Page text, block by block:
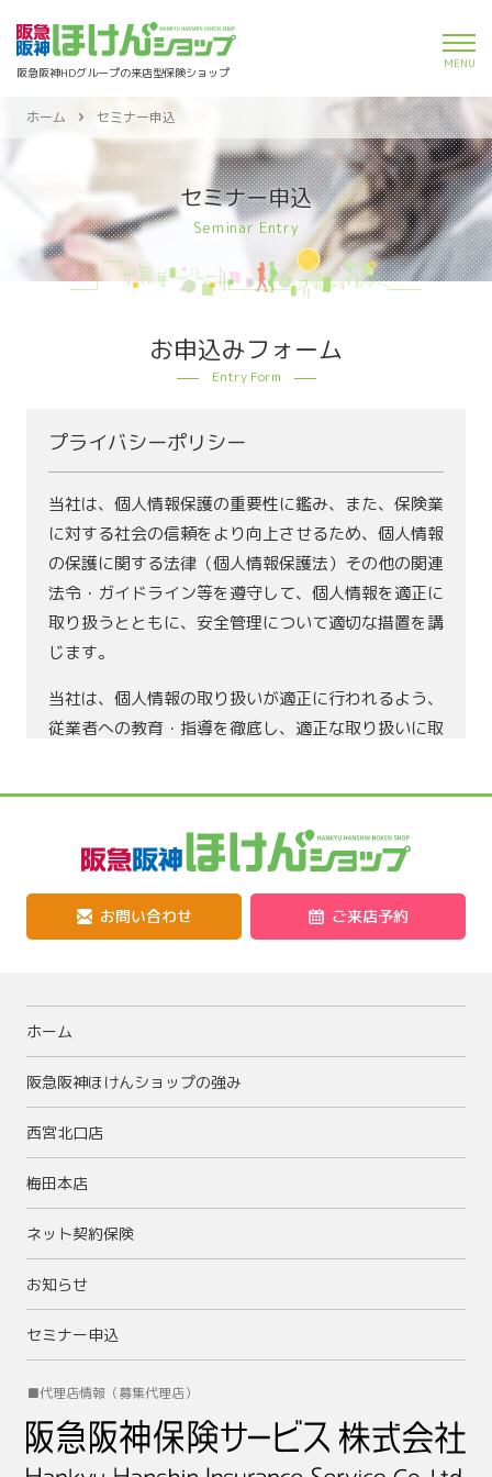
阪急阪神HDグループの来店型保険ショップ
MENU
ホーム セミナー申込
セミナー申込
Seminar Entry
お申込みフォーム
Entry Form
プライバシーポリシー
当社は、個人情報保護の重要性に鑑み、また、保険業
に対する社会の信頼をより向上させるため、個人情報
の保護に関する法律（個人情報保護法）その他の関連
法令・ガイドライン等を遵守して、個人情報を適正に
取り扱うとともに、安全管理について適切な措置を講
じます。
当社は、個人情報の取り扱いが適正に行われるよう、
従業者への教育・指導を徹底し、適正な取り扱いに取
は、適宜見直し、改善いたします。
個人情報の取得
当社は、十分な安全管理措置を講じたうえで、業務上
個人情報の利用目的
当社は、複数の保険会社から保険募集の委託を受けた
保険代理業を営んでおります。当社はお客様との取引
により頂いた個人情報を、他の保険会社の商品及びこ
れらに付帯・関連するサービスのご提供、宣伝物の送
範囲で利用いたします。
また、利用目的を変更する場合には、関連性を有する
と合理的に認められる範囲においてのみ行い、変更す
ご案内、またはウェブサイトへの掲示などの方法によ
当社に対し保険募集業務の委託を行う保険会社の利用
目的は、下記の各社のウェブサイトに記載してありま
お問い合わせ ご来店予約
ホーム
阪急阪神ほけんショップの強み
西宮北口店
梅田本店
ネット契約保険
お知らせ
セミナー申込
■代理店情報（募集代理店）